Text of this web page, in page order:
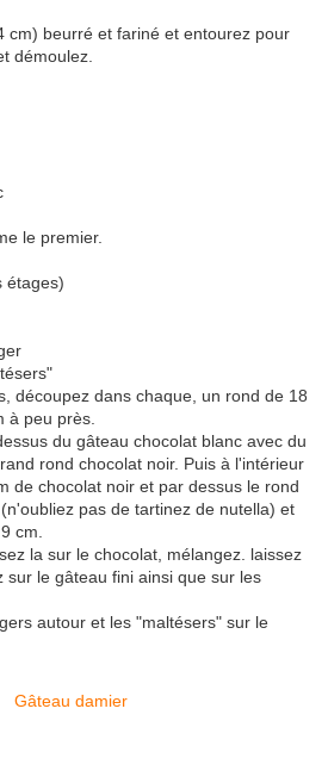
cm) beurré et fariné et entourez pour
démoulez.
le premier.
étages)
découpez dans chaque, un rond de 18
à peu près.
du gâteau chocolat blanc avec du
rond chocolat noir. Puis à l'intérieur
de chocolat noir et par dessus le rond
pas de tartinez de nutella) et
cm.
la sur le chocolat, mélangez. laissez
sur le gâteau fini ainsi que sur les
autour et les "maltésers" sur le